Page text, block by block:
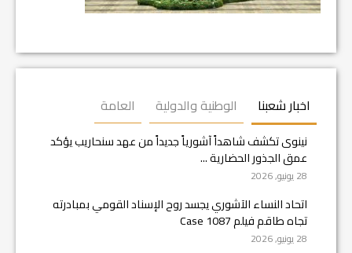
اخبار شعبنا الوطنية والدولية العامة
نينوى تكشف شاهداً آشورياً جديداً من عهد سنحاريب يؤكد
عمق الجذور الحضارية ...
28 يونيو, 2026
اتحاد النساء الآشوري يجسد روح الإسناد القومي بمبادرته
تجاه طاقم فيلم Case 1087
28 يونيو, 2026